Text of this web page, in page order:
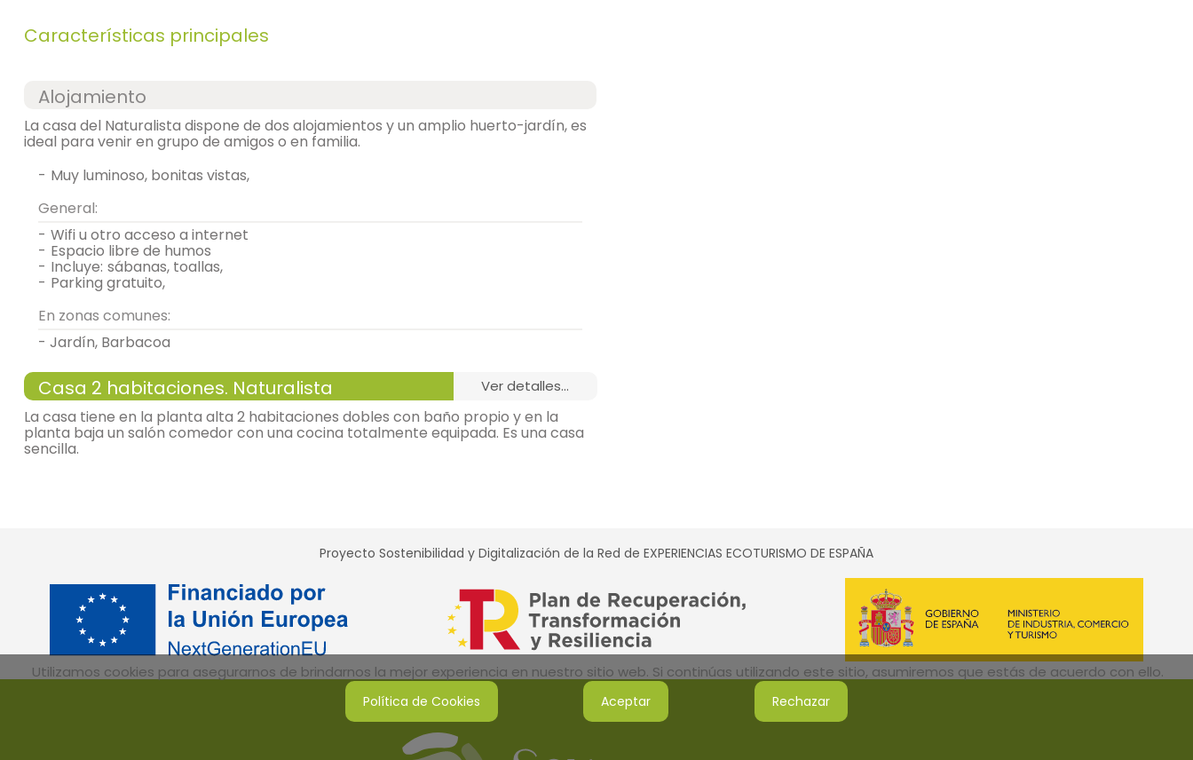
Características principales
Alojamiento
La casa del Naturalista dispone de dos alojamientos y un amplio huerto-jardín, es
ideal para venir en grupo de amigos o en familia.
-
muy luminoso, bonitas vistas,
General:
-
wifi u otro acceso a internet
- espacio libre de humos
- incluye: sábanas, toallas,
-
parking gratuito,
En zonas comunes:
- Jardín, Barbacoa
Casa 2 habitaciones. Naturalista ver detalles...
La casa tiene en la planta alta 2 habitaciones dobles con baño propio y en la
planta baja un salón comedor con una cocina totalmente equipada. Es una casa
sencilla.
- cocina abierta al salón
vitrocerámicahorno, microondas, frigorífico,
- menaje de cocina, cafetera, tostadora,
mesa de desayuno,
Proyecto Sostenibilidad y Digitalización de la Red de EXPERIENCIAS ECOTURISMO DE ESPAÑA
Utilizamos cookies para asegurarnos de brindarnos la mejor experiencia en nuestro sitio web. Si continúas utilizando este sitio, asumiremos que estás de acuerdo con ello.
Política de Cookies Aceptar Rechazar